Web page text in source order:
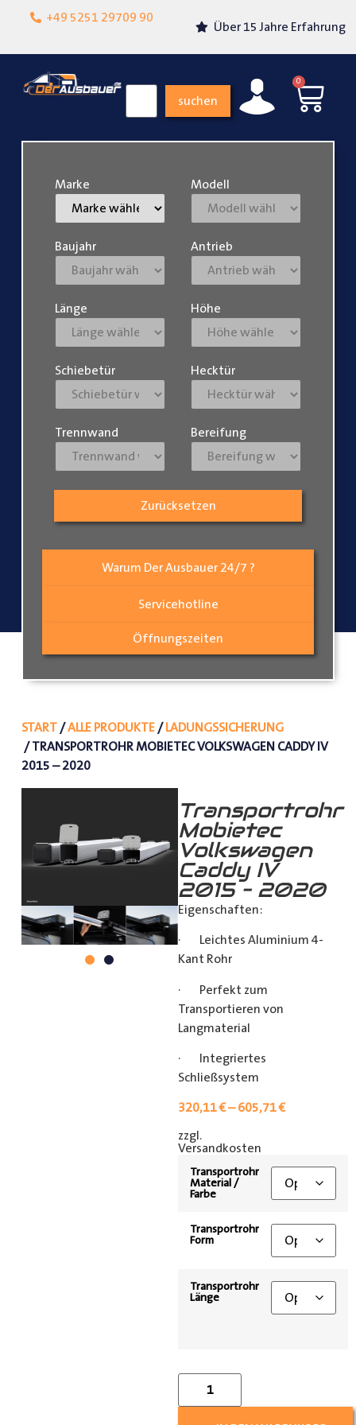
+49 5251 29709 90
Lokalgeschäft in
Über 15 Jahre Erfahrung
suchen
0
Warum Der Ausbauer 24/7 ?
Servicehotline
Öffnungszeiten
Marke Modell
Baujahr Antrieb
Länge Höhe
Schiebetür Hecktür
Trennwand Bereifung
Zurücksetzen
START/ALLE PRODUKTE/LADUNGSSICHERUNG
/ TRANSPORTROHR MOBIETEC VOLKSWAGEN CADDY IV
2015 – 2020
Transportrohr
Mobietec
Volkswagen
Caddy IV
2015 – 2020
Eigenschaften:
· Leichtes Aluminium 4-
Kant Rohr
· Perfekt zum
Transportieren von
Langmaterial
· Integriertes
Schließsystem
320,11€–605,71€
zzgl.
Versandkosten
Transportrohr
Material /
Farbe
Transportrohr
Form
Transportrohr
Länge